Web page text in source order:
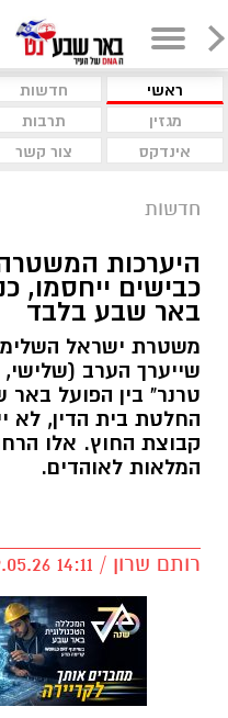
ראשי חדשות
מגזין
תרבות
אינדקס
צור קשר
חדשות
היערכות
כבישים ייחסמו,
באר שבע בלבד
משטרת ישראל
טרנר" בין הפועל
החלטת בית הדין, לא
קבוצת החוץ. אלו
המלאות לאוהדים.
רותם שרון / 14:11 19.05.26